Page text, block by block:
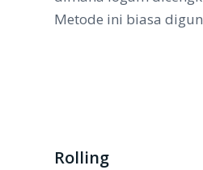
Metode ini biasa
Rolling